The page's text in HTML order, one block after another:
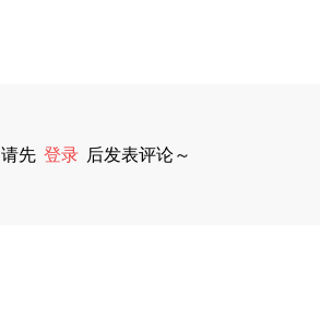
请先 登录 后发表评论～